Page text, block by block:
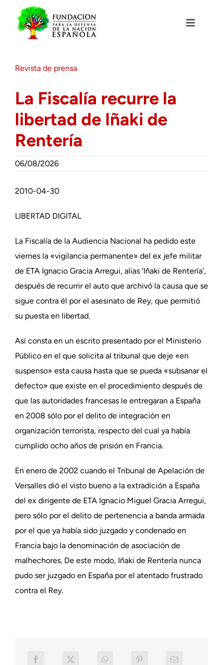
contenido
Toggle
Actualidad
Actividades
Revista de prensa
La Fiscalía recurre la
libertad de Iñaki de
Rentería
06/08/2026
2010-04-30
LIBERTAD DIGITAL
La Fiscalía de la Audiencia Nacional ha pedido este
viernes la «vigilancia permanente» del ex jefe militar
de ETA Ignacio Gracia Arregui, alias ‘Iñaki de Rentería’,
después de recurrir el auto que archivó la causa que se
sigue contra él por el asesinato de Rey, que permitió
su puesta en libertad.
Así consta en un escrito presentado por el Ministerio
Público en el que solicita al tribunal que deje «en
suspenso» esta causa hasta que se pueda «subsanar el
defecto» que existe en el procedimiento después de
que las autoridades francesas le entregaran a España
en 2008 sólo por el delito de integración en
organización terrorista, respecto del cual ya había
cumplido ocho años de prisión en Francia.
En enero de 2002 cuando el Tribunal de Apelación de
Versalles dió el visto bueno a la extradición a España
del ex dirigente de ETA Ignacio Miguel Gracia Arregui,
pero sólo por el delito de pertenencia a banda armada
por el que ya había sido juzgado y condenado en
Francia bajo la denominación de asociación de
malhechores. De este modo, Iñaki de Rentería nunca
pudo ser juzgado en España por el atentado frustrado
contra el Rey.